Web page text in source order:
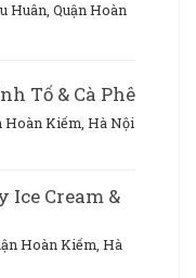
Huân, Quận Hoàn
Tố & Cà Phê
Hoàn Kiếm, Hà Nội
Ice Cream &
Hoàn Kiếm, Hà